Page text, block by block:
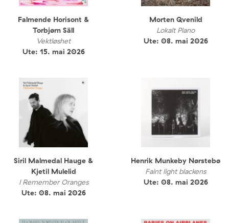
Falmende Horisont &
Torbjørn Säll
Vektløshet
Ute: 15. mai 2026
Morten Qvenild
Lokalt Piano
Ute: 08. mai 2026
Siril Malmedal Hauge &
Kjetil Mulelid
I Remember Oranges
Ute: 08. mai 2026
Henrik Munkeby Nørstebø
Faint light blackens
Ute: 08. mai 2026